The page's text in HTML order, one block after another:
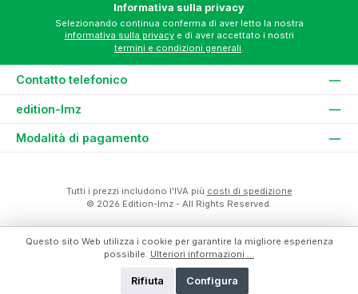
Informativa sulla privacy
informativa sulla privacy
termini e condizioni generali.
Contatto telefonico
edition-lmz
Modalità di pagamento
Tutti i prezzi includono l'IVA più costi di spedizione
© 2026 Edition-lmz - All Rights Reserved.
Questo sito Web utilizza i cookie per garantire la migliore esperienza
possibile. Ulteriori informazioni ...
Rifiuta Configura